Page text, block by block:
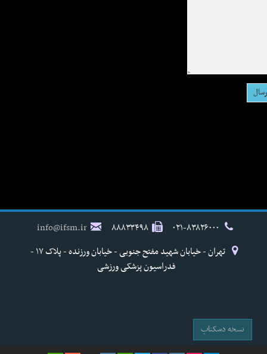
۸۸۸۳۳۴۹۸
info@ifsm.ir
تهران - خیابان شهید مفتح جنوبی - خیابان ورزنده - پلاک ۱۷ -
فدراسیون پزشکی ورزشی
نسخه دسکتاپ